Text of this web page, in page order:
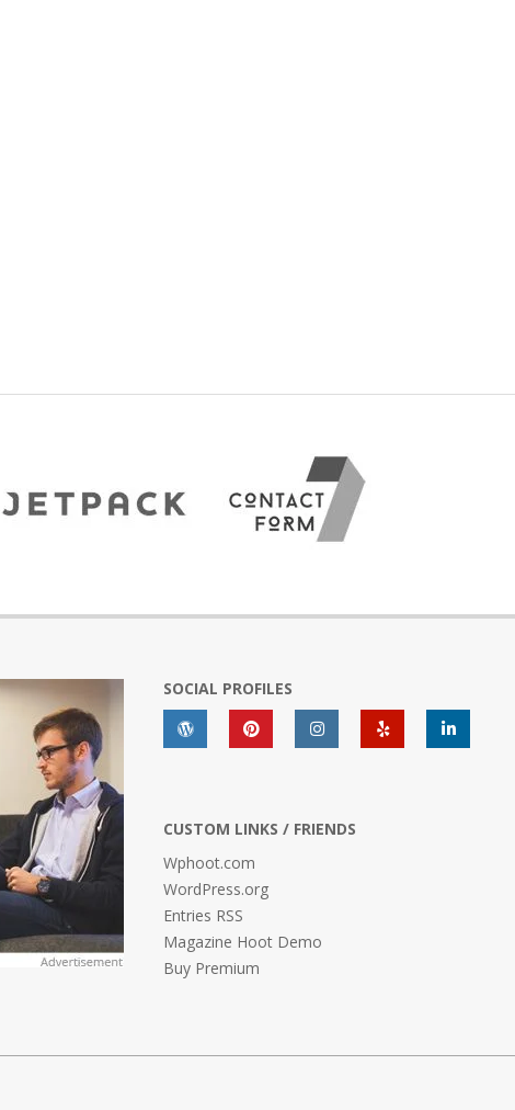
SOCIAL PROFILES
CUSTOM LINKS / FRIENDS
Wphoot.com
WordPress.org
Entries RSS
Magazine Hoot Demo
Buy Premium